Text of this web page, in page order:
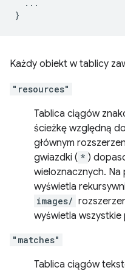
...
}
Każdy obiekt w tablicy
"resources"
Tablica ciągów
ścieżkę względną
głównym
gwiazdki ( * )
wieloznacznych. Na
wyświetla
images/
wyświetla wszystkie
"matches"
Tablica ciągów